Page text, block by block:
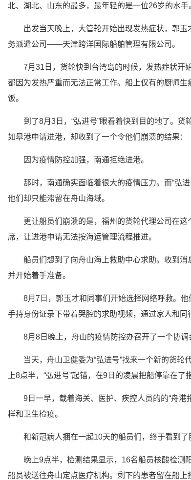
北、湖北、山东的最多，最年轻的是一位26岁的水手
出发当天晚上，大管轮开始出现发热症状，郭
务派遣公司——天津跨洋国际船舶管理有限公司。
7月31日，货轮快到台湾岛的时候，发热症状开
都因为发热严重而无法正常工作。船上仅有的厨师
饭。
到了8月3日，“弘进号”眼看着快到目的地了。
如皋港申请进港，却收到了一个令他们崩溃的结果：
因为疫情防控加强，南通拒绝进港。
那时，南通确实面临着很大的疫情压力。而“弘
他们却只能滞留在舟山海域。
更让船员们崩溃的是，福州的货轮代理公司在
席，让进港申请无法按海运管理流程推进。
船员们想到了向舟山海上救助中心求助。收到消
并开始着手准备。
8月7日，郭玉才和同事们开始选择网络呼救。
手持身份证录下带着哭腔的求助视频，通过家人和同
8月8日晚上，舟山的疫情防控办召开了一个协调
当天，舟山卫健委为“弘进号”找来一个新的货
上8点半，“弘进号”起锚，在9日的凌晨把船停靠在了
9日一早，载着海关、医护、疾控人员的的“舟港
样和卫生检疫。
和新冠病人捆在一起10天的船员们，终于看到了
晚上9点半，检测结果显示，16名船员核酸检测
船员被送往舟山定点医疗机构。剩下的患者留在船